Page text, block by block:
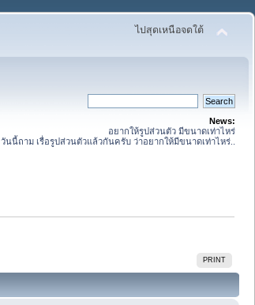
ไปสุดเหนือจดใต้
News:
อยากให้รูปส่วนตัว มีขนาดเท่าไหร่
วันนี้ถาม เรื่อรูปส่วนตัวแล้วกันครับ ว่าอยากให้มีขนาดเท่าไหร่..
PRINT